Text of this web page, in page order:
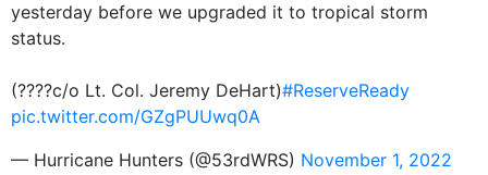
yesterday before we upgraded it to tropical storm
status.
(????️c/o Lt. Col. Jeremy DeHart)#ReserveReady
pic.twitter.com/GZgPUUwq0A
— Hurricane Hunters (@53rdWRS) November 1, 2022